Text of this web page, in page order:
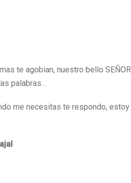
te agobian, nuestro bello SEÑOR
palabras…
me necesitas te respondo, estoy